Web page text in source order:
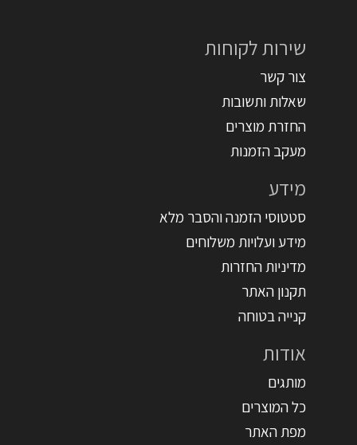
שירות לקוחות
צור קשר
שאלות ותשובות
החזרת מוצרים
מעקב הזמנות
מידע
סטטוסי הזמנה והסבר מלא
מידע ועלויות משלוחים
מדיניות החזרות
תקנון האתר
קנייה בטוחה
אודות
מותגים
כל המוצרים
מפת האתר